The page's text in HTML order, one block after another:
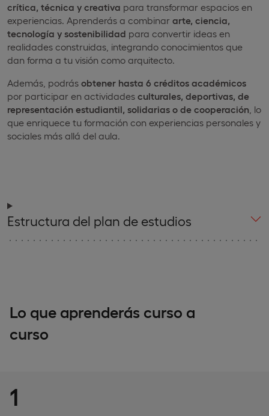
crítica, técnica y creativa para transformar espacios en
experiencias. Aprenderás a combinar arte, ciencia,
tecnología y sostenibilidad para convertir ideas en
realidades construidas, integrando conocimientos que
dan forma a tu visión como arquitecto.
Además, podrás obtener hasta 6 créditos académicos
por participar en actividades culturales, deportivas, de
representación estudiantil, solidarias o de cooperación , lo
que enriquece tu formación con experiencias personales y
sociales más allá del aula.
Estructura del plan de estudios
Lo que aprenderás curso a
curso
1